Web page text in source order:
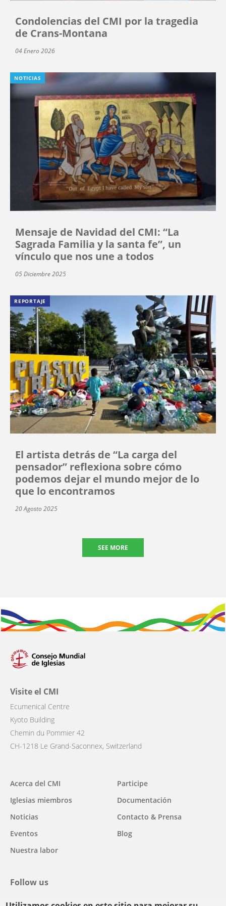
Condolencias del CMI por la tragedia
de Crans-Montana
04 Enero 2026
NOTICIAS
Mensaje de Navidad del CMI: “La
Sagrada Familia y la santa fe”, un
vínculo que nos une a todos
05 Diciembre 2025
REPORTAJE
El artista detrás de “La carga del
pensador” reflexiona sobre cómo
podemos dejar el mundo mejor de lo
que lo encontramos
20 Agosto 2025
SEE MORE
Visite el CMI
Ecumenical Centre
Kyoto Building
Chemin du Pommier 42
CH-1218 Le Grand-Saconnex, Switzerland
Main
navigation
Acerca del CMI
Iglesias miembros
Noticias
Eventos
Nuestra labor
Participe
Documentación
Contacto & Prensa
Blog
Follow us